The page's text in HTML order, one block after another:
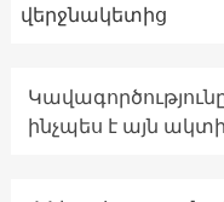
վերջնակետից
ինչպես է այն